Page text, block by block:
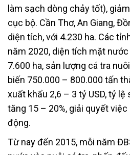
làm sạch dòng chảy tốt),
cục bộ. Cần Thơ, An Giang,
diện tích, với 4.230 ha. Các
năm 2020, diện tích mặt
7.600 ha, sản lượng cá tra
biến 750.000 – 800.000 tấn
xuất khẩu 2,6 – 3 tỷ USD, tỷ
tăng 15 – 20%, giải quyết
động.
Từ nay đến 2015, mỗi năm